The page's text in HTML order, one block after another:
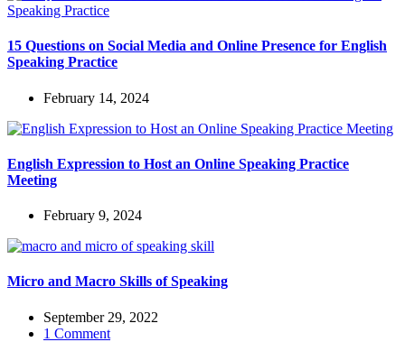
15 Questions on Social Media and Online Presence for English
Speaking Practice
February 14, 2024
English Expression to Host an Online Speaking Practice
Meeting
February 9, 2024
Micro and Macro Skills of Speaking
September 29, 2022
1 Comment